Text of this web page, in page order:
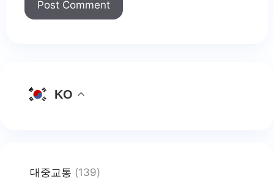
KO
대중교통 (139)